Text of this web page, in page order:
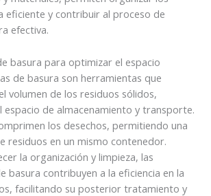
eficiente y contribuir al proceso de
efectiva.
basura para optimizar el espacio
de basura son herramientas que
volumen de los residuos sólidos,
espacio de almacenamiento y transporte.
los desechos, permitiendo una
residuos en un mismo contenedor.
la organización y limpieza, las
basura contribuyen a la eficiencia en la
facilitando su posterior tratamiento y